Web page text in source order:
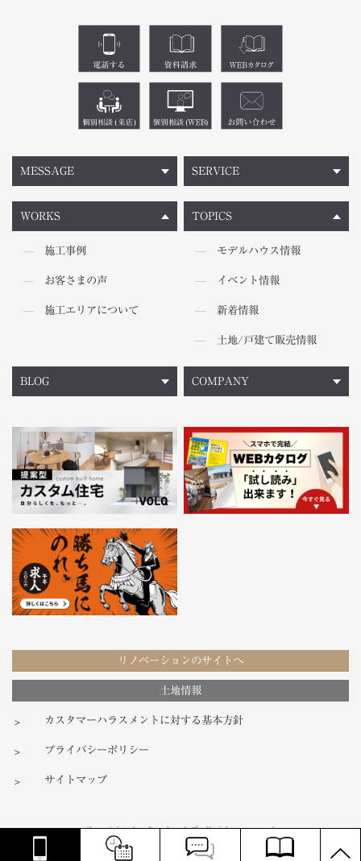
MESSAGE
WORKS
施工事例
お客さまの声
施工エリアについて
TOPICS
モデルハウス情報
イベント情報
新着情報
土地/戸建て販売情報
SERVICE
BLOG COMPANY
リノベーションのサイトへ
土地情報
カスタマーハラスメントに対する基本方針
プライバシーポリシー
サイトマップ
Copyright ノーク・ホームズ all rights reserved
TOP